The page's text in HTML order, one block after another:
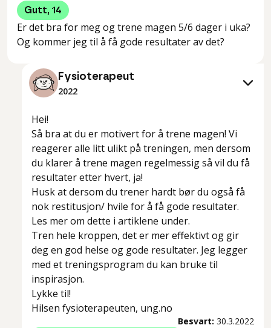
Gutt, 14
Er det bra for meg og trene magen 5/6 dager i uka?
Og kommer jeg til å få gode resultater av det?
Fysioterapeut
2022
Hei!
Så bra at du er motivert for å trene magen! Vi
reagerer alle litt ulikt på treningen, men dersom
du klarer å trene magen regelmessig så vil du få
resultater etter hvert, ja!
Husk at dersom du trener hardt bør du også få
nok restitusjon/ hvile for å få gode resultater.
Les mer om dette i artiklene under.
Tren hele kroppen, det er mer effektivt og gir
deg en god helse og gode resultater. Jeg legger
med et treningsprogram du kan bruke til
inspirasjon.
Lykke til!
Hilsen fysioterapeuten, ung.no
Besvart: 30.3.2022